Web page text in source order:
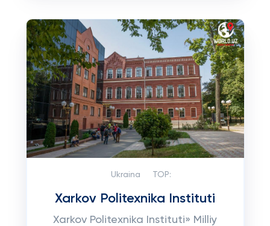
Ukraina TOP:
Xarkov Politexnika Instituti
Xarkov Politexnika Instituti» Milliy